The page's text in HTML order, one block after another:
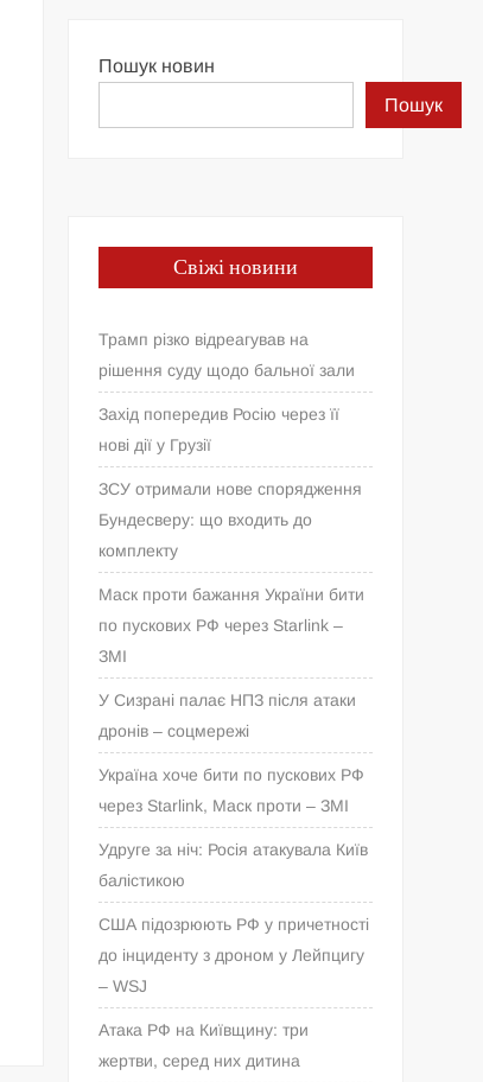
Пошук новин
Пошук
Свіжі новини
Трамп різко відреагував на
рішення суду щодо бальної зали
Захід попередив Росію через її
нові дії у Грузії
ЗСУ отримали нове спорядження
Бундесверу: що входить до
комплекту
Маск проти бажання України бити
по пускових РФ через Starlink –
ЗМІ
У Сизрані палає НПЗ після атаки
дронів – соцмережі
Україна хоче бити по пускових РФ
через Starlink, Маск проти – ЗМІ
Удруге за ніч: Росія атакувала Київ
балістикою
США підозрюють РФ у причетності
до інциденту з дроном у Лейпцигу
– WSJ
Атака РФ на Київщину: три
жертви, серед них дитина